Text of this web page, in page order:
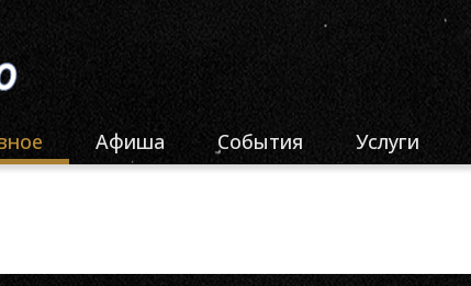
Афиша События
«ПроКузбасс»
Услуги